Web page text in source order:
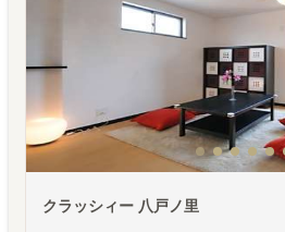
クラッシィー 八戸ノ里